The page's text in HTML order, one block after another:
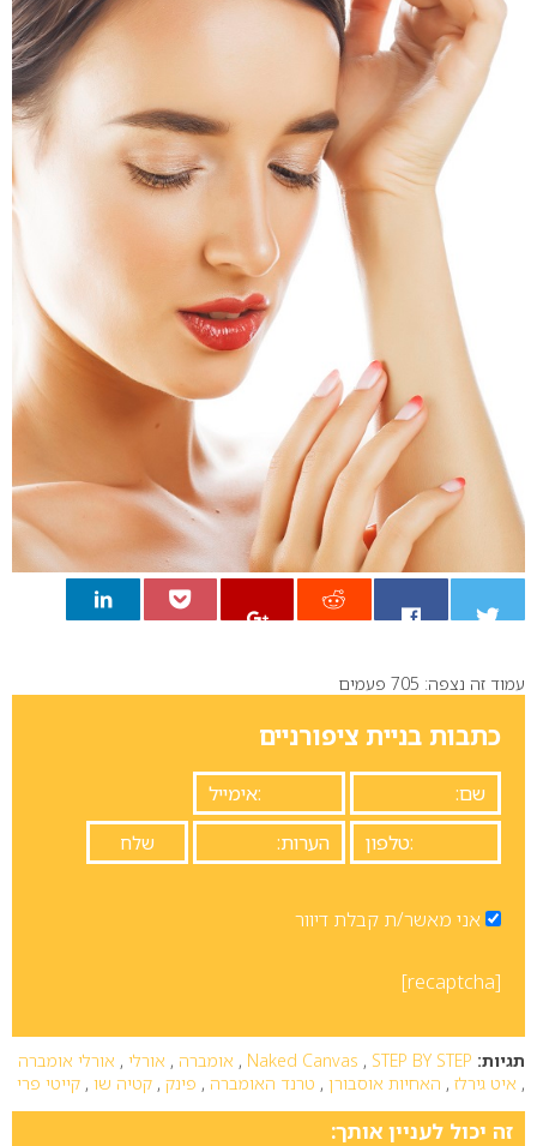
0
עמוד זה נצפה: 705 פעמים
כתבות בניית ציפורניים
אני מאשר/ת קבלת דיוור
[recaptcha]
תגיות: Naked Canvas , STEP BY STEP
, אומברה , אורלי , אורלי אומברה
, איט גירלז , האחיות אוסבורן , טרנד האומברה , פינק , קטיה שו , קייטי פרי
זה יכול לעניין אותך: